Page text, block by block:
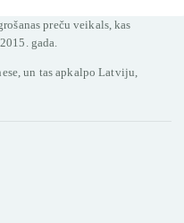
preču veikals, kas
gada.
un tas apkalpo Latviju,